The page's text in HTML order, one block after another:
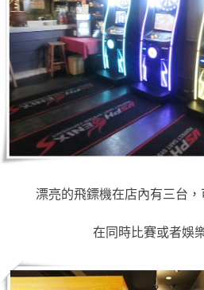
漂亮的飛鏢機在店內有三台，
在同時比賽或者娛